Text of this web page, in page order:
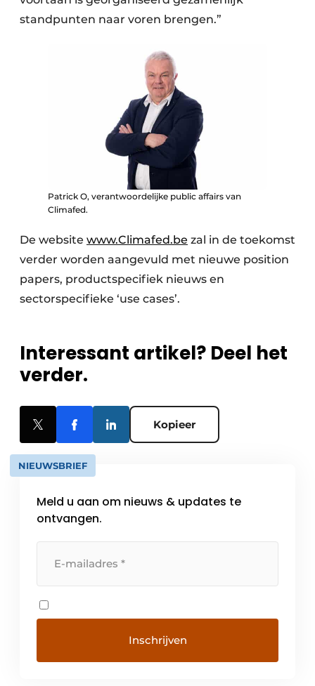
standpunten naar voren brengen.”
Patrick O, verantwoordelijke public affairs van
Climafed.
De website www.Climafed.be zal in de toekomst
verder worden aangevuld met nieuwe position
papers, productspecifiek nieuws en
sectorspecifieke ‘use cases’.
Interessant artikel? Deel het
verder.
Kopieer
NIEUWSBRIEF
Meld u aan om nieuws & updates te
ontvangen.